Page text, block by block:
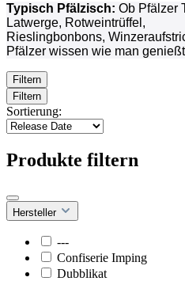
Typisch Pfälzisch: Ob Pfälzer
Latwerge, Rotweintrüffel,
Rieslingbonbons,
Pfälzer wissen wie man genießt
Filtern
Filtern
Sortierung:
Produkte filtern
Hersteller
---
Confiserie Imping
Dubblikat